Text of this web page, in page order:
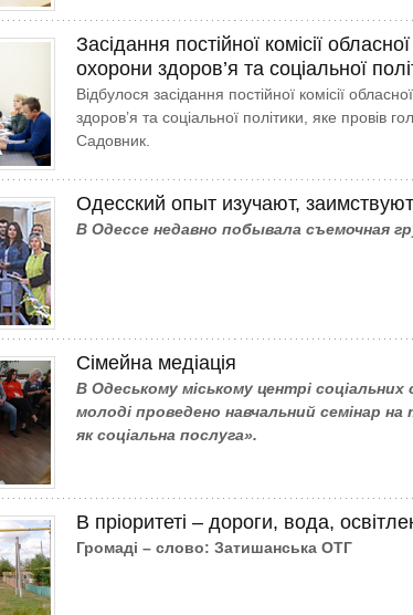
Засідання постійної комісії
охорони здоров’я та соціальної
Відбулося засідання постійної комісії
здоров’я та соціальної політики, яке провів
Садовник.
Одесский опыт изучают,
В Одессе недавно побывала съемочная
Сімейна медіація
В Одеському міському центрі соціальних
молоді проведено навчальний семінар на
як соціальна послуга».
В пріоритеті – дороги, вода,
Громаді – слово: Затишанська ОТГ